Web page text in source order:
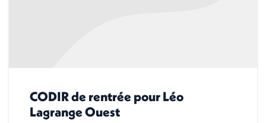
CODIR de rentrée pour Léo
Lagrange Ouest